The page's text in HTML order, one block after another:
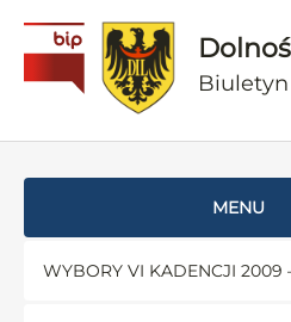
MENU
WYBORY VI KADENCJI 2009